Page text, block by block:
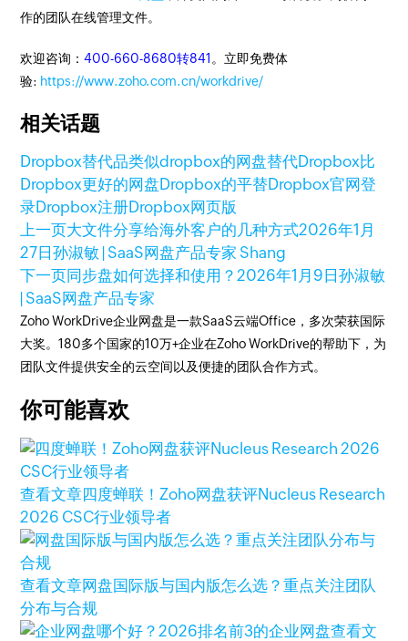
作的团队在线管理文件。
欢迎咨询：400-660-8680转841 。立即免费体
验: https://www.zoho.com.cn/workdrive/
相关话题
Dropbox替代品类似dropbox的网盘替代Dropbox比
Dropbox更好的网盘 Dropbox的平替Dropbox官网登
录Dropbox注册Dropbox网页版
上一页大文件分享给海外客户的几种方式2026年1月
27日孙淑敏 | SaaS网盘产品专家 Shang
下一页同步盘如何选择和使用？2026年1月9日孙淑敏
| SaaS网盘产品专家
Zoho WorkDrive企业网盘是一款SaaS云端Office，多次荣获国际
大奖。180多个国家的10万+企业在Zoho WorkDrive的帮助下，为
团队文件提供安全的云空间以及便捷的团队合作方式。
你可能喜欢
查看文章四度蝉联！Zoho网盘获评Nucleus Research
2026 CSC行业领导者
查看文章网盘国际版与国内版怎么选？重点关注团队
分布与合规
查看文